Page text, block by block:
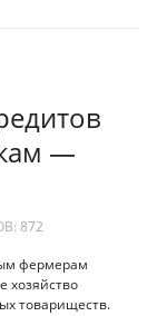
—
872
фермерам
хозяйство
товариществ.